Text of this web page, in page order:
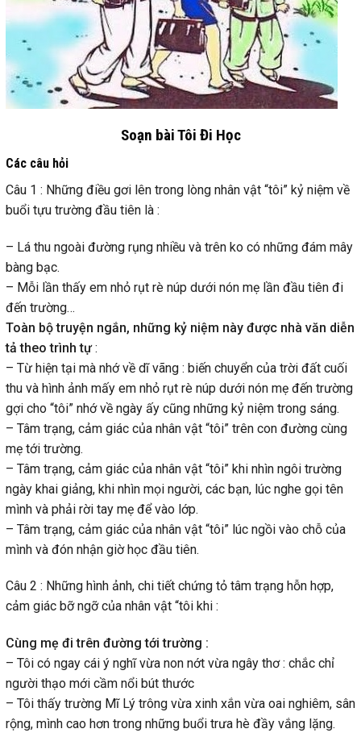
Soạn bài Tôi Đi Học
Các câu hỏi
Câu 1 : Những điều gơi lên trong lòng nhân vật “tôi” kỷ niệm về
buổi tựu trường đầu tiên là :
– Lá thu ngoài đường rụng nhiều và trên ko có những đám mây
bàng bạc.
– Mỗi lần thấy em nhỏ rụt rè núp dưới nón mẹ lần đầu tiên đi
đến trường…
Toàn bộ truyện ngắn, những kỷ niệm này được nhà văn diễn
tả theo trình tự:
– Từ hiện tại mà nhớ về dĩ vãng : biến chuyển của trời đất cuối
thu và hình ảnh mấy em nhỏ rụt rè núp dưới nón mẹ đến trường
gợi cho “tôi” nhớ về ngày ấy cũng những kỷ niệm trong sáng.
– Tâm trạng, cảm giác của nhân vật “tôi” trên con đường cùng
mẹ tới trường.
– Tâm trạng, cảm giác của nhân vật “tôi” khi nhìn ngôi trường
ngày khai giảng, khi nhìn mọi người, các bạn, lúc nghe gọi tên
mình và phải rời tay mẹ để vào lớp.
– Tâm trạng, cảm giác của nhân vật “tôi” lúc ngồi vào chỗ của
mình và đón nhận giờ học đầu tiên.
Câu 2 : Những hình ảnh, chi tiết chứng tỏ tâm trạng hỗn hợp,
cảm giác bỡ ngỡ của nhân vật “tôi khi :
Cùng mẹ đi trên đường tới trường :
– Tôi có ngay cái ý nghĩ vừa non nớt vừa ngây thơ : chắc chỉ
người thạo mới cầm nổi bút thước
– Tôi thấy trường Mĩ Lý trông vừa xinh xắn vừa oai nghiêm, sân
rộng, mình cao hơn trong những buổi trưa hè đầy vắng lặng.